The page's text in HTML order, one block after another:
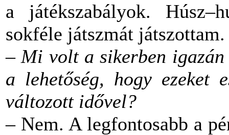
a játékszabályok.
sokféle játszmát játszottam.
–Mi volt a sikerben
a lehetőség, hogy ezeket
változott idővel?
– Nem. A legfontosabb a